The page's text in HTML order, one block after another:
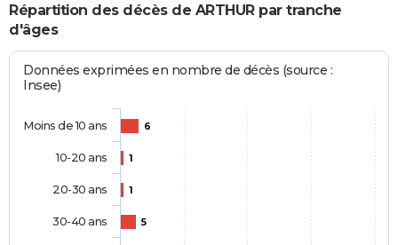
Répartition des décès de ARTHUR par tranche
d'âges
Données exprimées en nombre de décès (source :
Insee)
6
1
1
5
Moins de 10 ans
10-20 ans
20-30 ans
30-40 ans